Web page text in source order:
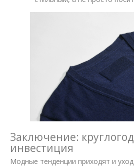
Заключение:
инвестиция
Модные тенденции приходят и